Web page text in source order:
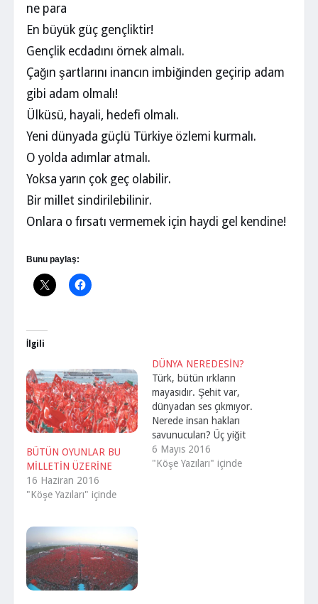
ne para
En büyük güç gençliktir!
Gençlik ecdadını örnek almalı.
Çağın şartlarını inancın imbiğinden geçirip adam
gibi adam olmalı!
Ülküsü, hayali, hedefi olmalı.
Yeni dünyada güçlü Türkiye özlemi kurmalı.
O yolda adımlar atmalı.
Yoksa yarın çok geç olabilir.
Bir millet sindirilebilinir.
Onlara o fırsatı vermemek için haydi gel kendine!
Bunu paylaş:
İlgili
BÜTÜN OYUNLAR BU
MİLLETİN ÜZERİNE
16 Haziran 2016
"Köşe Yazıları" içinde
DÜNYA NEREDESİN?
Türk, bütün ırkların
mayasıdır. Şehit var,
dünyadan ses çıkmıyor.
Nerede insan hakları
savunucuları? Üç yiğit
kahpece şehit oluyor.
Ülkemiz yine sahipsiz
6 Mayıs 2016
"Köşe Yazıları" içinde